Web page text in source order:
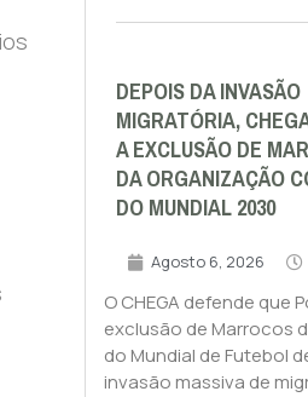
DEPOIS DA INVASÃO
MIGRATÓRIA,
A EXCLUSÃO DE
DA ORGANIZAÇÃO
DO MUNDIAL 2030
Agosto 6, 2026
O CHEGA defende que
exclusão de Marrocos
do Mundial de Futebol
invasão massiva de